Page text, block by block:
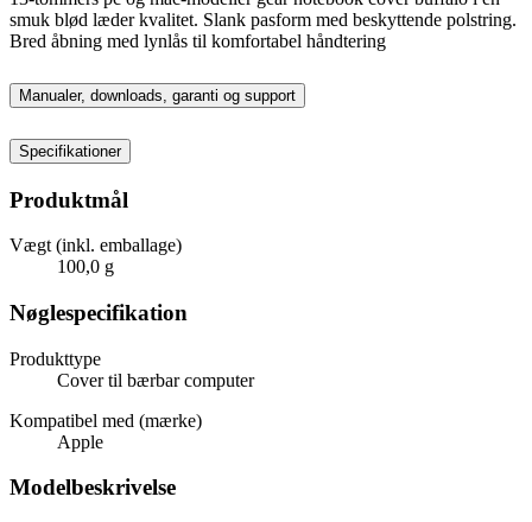
smuk blød læder kvalitet. Slank pasform med beskyttende polstring.
Bred åbning med lynlås til komfortabel håndtering
Manualer, downloads, garanti og support
Specifikationer
Produktmål
Vægt (inkl. emballage)
100,0 g
Nøglespecifikation
Produkttype
Cover til bærbar computer
Kompatibel med (mærke)
Apple
Modelbeskrivelse